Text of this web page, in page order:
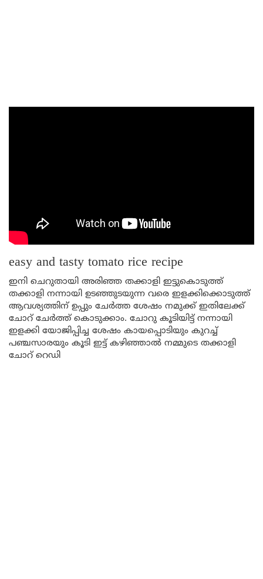
easy and tasty tomato rice recipe
ഇനി ചെറുതായി അരിഞ്ഞ തക്കാളി ഇട്ടുകൊടുത്ത്
തക്കാളി നന്നായി ഉടഞ്ഞുടയുന്ന വരെ ഇളക്കിക്കൊടുത്ത്
ആവശ്യത്തിന് ഉപ്പും ചേർത്ത ശേഷം നമുക്ക് ഇതിലേക്ക്
ചോറ് ചേർത്ത് കൊടുക്കാം. ചോറു കൂടിയിട്ട് നന്നായി
ഇളക്കി യോജിപ്പിച്ച ശേഷം കായപ്പൊടിയും കുറച്ച്
പഞ്ചസാരയും കൂടി ഇട്ട് കഴിഞ്ഞാൽ നമ്മുടെ തക്കാളി
ചോറ് റെഡി